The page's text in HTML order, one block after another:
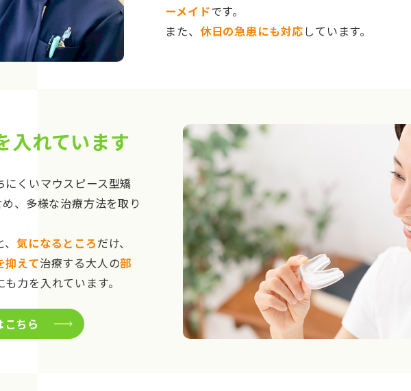
ーメイドです。
また、 休日の急患にも対応 しています。
入れています
くいマウスピース型矯
、多様な治療方法を取り
、気になるところだけ、
抑えて治療する大人の部
も力を入れています。
ちら